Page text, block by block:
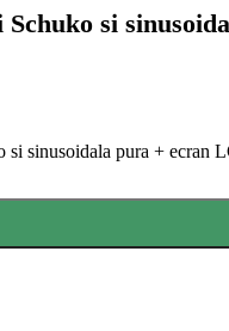
si
si sinusoidala pura +